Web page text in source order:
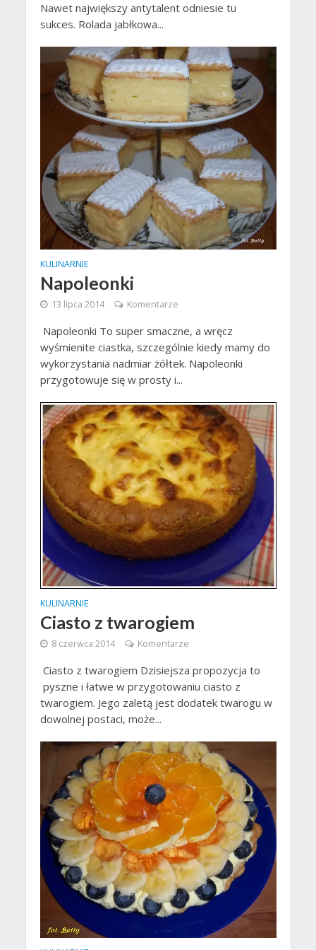
Nawet największy antytalent odniesie tu
sukces. Rolada jabłkowa...
KULINARNIE
Napoleonki
13 lipca 2014 Komentarze
Napoleonki To super smaczne, a wręcz
wyśmienite ciastka, szczególnie kiedy mamy do
wykorzystania nadmiar żółtek. Napoleonki
przygotowuje się w prosty i...
KULINARNIE
Ciasto z twarogiem
8 czerwca 2014 Komentarze
Ciasto z twarogiem Dzisiejsza propozycja to
pyszne i łatwe w przygotowaniu ciasto z
twarogiem. Jego zaletą jest dodatek twarogu w
dowolnej postaci, może...